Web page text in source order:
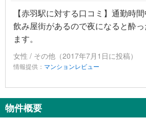
【赤羽駅に対する口コミ】通勤時
飲み屋街があるので夜になると酔
ます。
女性 / その他（2017年7月1日に投稿）
情報提供： マンションレビュー
物件概要